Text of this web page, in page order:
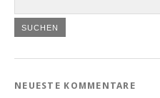
NEUESTE KOMMENTARE